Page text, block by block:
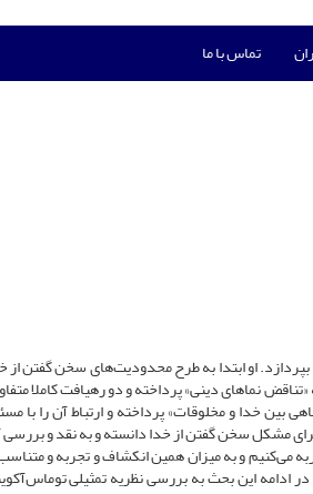
تماس با ما
او ابتدا به طرح محدودیت‌های سخن گفتن از
نماهای دینی» پرداخته و دو رهیافت کاملا
بین خدا و مخلوقات» پرداخته و ارتباط آن را با
مشکل سخن گفتن از خدا دانسته و به نقد و
می‌کنیم و به میزان همین انکشاف و تجربه و
ادامه این بحث به بررسی نظریه تمثیلی